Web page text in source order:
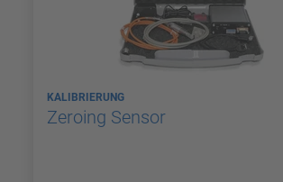
KALIBRIERUNG
Zeroing Sensor